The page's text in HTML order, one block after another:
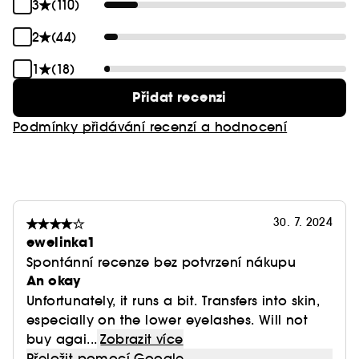
Givenchy.
Chcete-li opravdu odvážný vzhled očí, dodejte
jim intenzitu pomocí očních linek Givenchy Liner
Disturbia.
3
(110)
2
(44)
1
(18)
Přidat recenzi
Podmínky přidávání recenzí a hodnocení
30. 7. 2024
ewelinka1
Spontánní recenze bez potvrzení nákupu
An okay
Unfortunately, it runs a bit. Transfers into skin,
especially on the lower eyelashes. Will not
buy agai... Zobrazit více